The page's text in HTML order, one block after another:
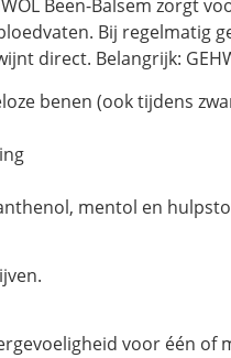
Been-Balsem zorgt
Bij regelmatig
direct. Belangrijk:
benen (ook tijdens
mentol en
voor één